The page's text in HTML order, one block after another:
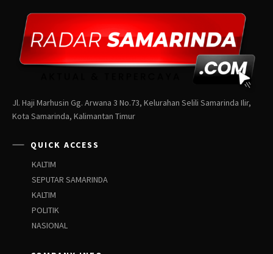
Jl. Haji Marhusin Gg. Arwana 3 No.73, Kelurahan Selili Samarinda Ilir,
Kota Samarinda, Kalimantan Timur
QUICK ACCESS
KALTIM
SEPUTAR SAMARINDA
KALTIM
POLITIK
NASIONAL